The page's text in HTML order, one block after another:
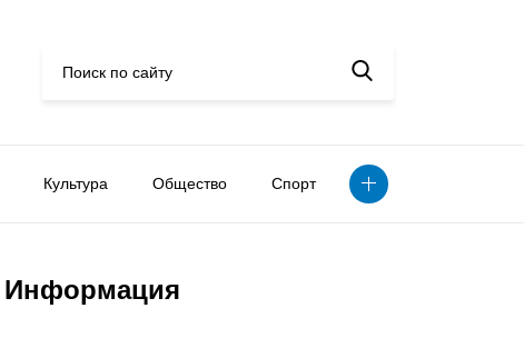
Культура Общество Спорт
Информация